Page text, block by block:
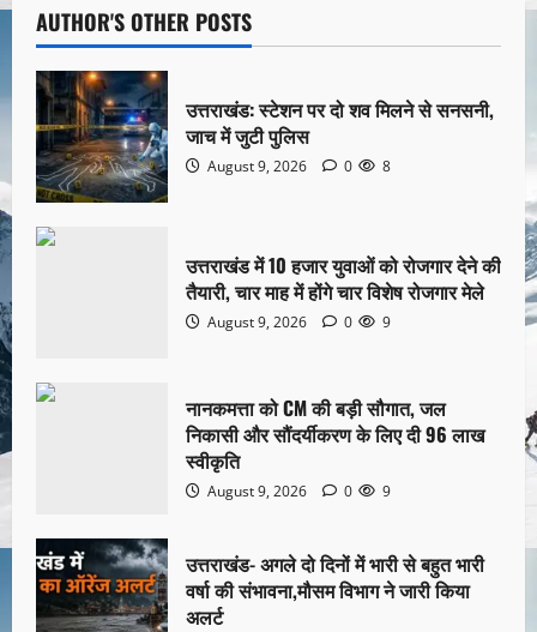
AUTHOR'S OTHER POSTS
उत्तराखंड: स्टेशन पर दो शव मिलने से सनसनी,
जाच में जुटी पुलिस
August 9, 2026 0 8
उत्तराखंड में 10 हजार युवाओं को रोजगार देने की
तैयारी, चार माह में होंगे चार विशेष रोजगार मेले
August 9, 2026 0 9
नानकमत्ता को CM की बड़ी सौगात, जल
निकासी और सौंदर्यीकरण के लिए दी 96 लाख
स्वीकृति
August 9, 2026 0 9
उत्तराखंड- अगले दो दिनों में भारी से बहुत भारी
वर्षा की संभावना,मौसम विभाग ने जारी किया
अलर्ट